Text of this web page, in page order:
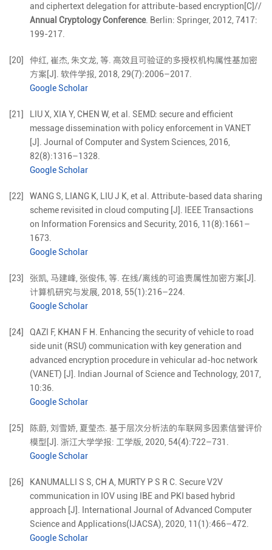
and ciphertext delegation for attribute-based encryption[C]//
Annual Cryptology Conference. Berlin: Springer, 2012, 7417:
199-217.
[20] 仲红 崔杰 朱文龙 等 高效且可验证的多授权机构属性基加密
方案[J]. 软件学报, 2018 29(7):2006–2017
Google Scholar
[21] LIUX XIA Y, CHEN W, et al
SEMD: secure and efficient
message dissemination with policy enforcement in VANET
[J]. Journal of Computer and System Sciences, 2016
82(8):1316–1328
Google Scholar
[22] WANG S LIANG K LIUJ K et al
Attribute-based data sharing
scheme revisited in cloud computing [J].
IEEE Transactions
on Information Forensics and Security, 2016 11 (8):1661 –
1673
Google Scholar
[23] 张凯 马建峰 张俊伟 等 在线/离线的可追责属性加密方案[J].
计算机研究与发展, 2018 55(1):216–224
Google Scholar
[24] QAZI F, KHAN F H
Enhancing the security of vehicle to road
side unit (RSU) communication with key generation and
advanced encryption procedure in vehicular ad-hoc network
(VANET) [J]. Indian Journal of Science and Technology, 2017
10:36
Google Scholar
[25] 陈蔚 刘雪娇 夏莹杰 基于层次分析法的车联网多因素信誉评价
模型[J]. 浙江大学学报: 工学版, 2020 54(4):722–731
Google Scholar
[26] KANUMALLI S S CH A MURTY P S R C Secure V2V
communication in IOV using IBE and PKI based hybrid
approach [J].
International Journal of Advanced Computer
Science and Applications(IJACSA), 2020 11 (1):466–472
Google Scholar